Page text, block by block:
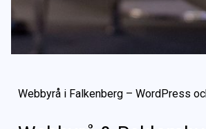
Webbyrå i Falkenberg – WordPress